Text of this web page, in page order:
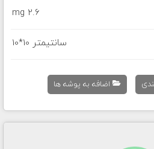
2.6 mg
10*10 سانتیمتر
اضافه به پوشه ها